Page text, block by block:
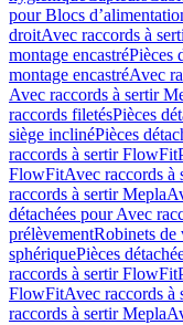
pour Blocs
droitAvec raccords à
montage encastréPièces
montage encastréAvec
Avec raccords à sertir
raccords filetésPièces
siège inclinéPièces
raccords à sertir FlowFit
FlowFitAvec raccords à
raccords à sertir Mepla
détachées pour Avec
prélèvementRobinets de
sphériquePièces
raccords à sertir FlowFit
FlowFitAvec raccords à
raccords à sertir Mepla